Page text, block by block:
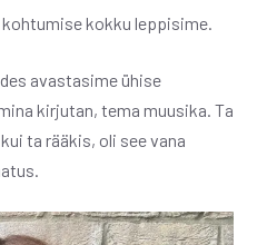
kohtumise kokku leppisime.
avastasime ühise
kirjutan, tema muusika. Ta
ta rääkis, oli see vana